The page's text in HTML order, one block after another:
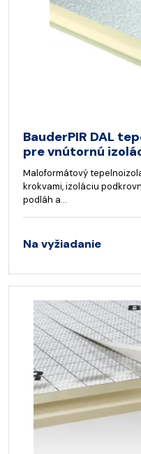
BauderPIR DAL
pre vnútornú
Maloformátový
krokvami, izoláciu
podláh a…
Na vyžiadanie